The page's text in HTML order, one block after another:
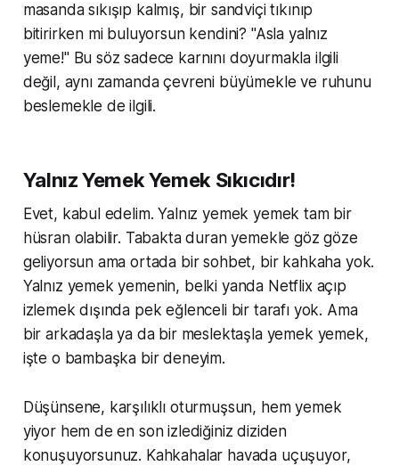
masanda sıkışıp kalmış, bir sandviçi tıkınıp
bitirirken mi buluyorsun kendini? "Asla yalnız
yeme!" Bu söz sadece karnını doyurmakla ilgili
değil, aynı zamanda çevreni büyümekle ve ruhunu
beslemekle de ilgili.
Yalnız Yemek Yemek Sıkıcıdır!
Evet, kabul edelim. Yalnız yemek yemek tam bir
hüsran olabilir. Tabakta duran yemekle göz göze
geliyorsun ama ortada bir sohbet, bir kahkaha yok.
Yalnız yemek yemenin, belki yanda Netflix açıp
izlemek dışında pek eğlenceli bir tarafı yok. Ama
bir arkadaşla ya da bir meslektaşla yemek yemek,
işte o bambaşka bir deneyim.
Düşünsene, karşılıklı oturmuşsun, hem yemek
yiyor hem de en son izlediğiniz diziden
konuşuyorsunuz. Kahkahalar havada uçuşuyor,